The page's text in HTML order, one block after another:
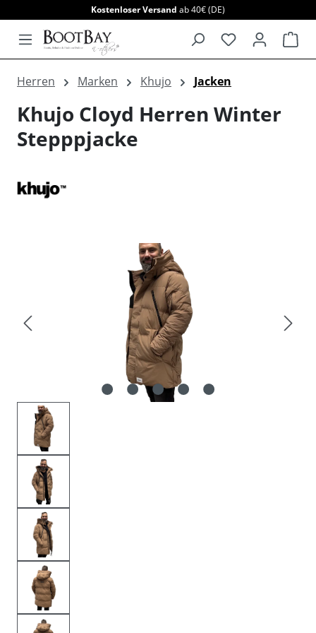
Kostenloser Versand ab 40€ (DE)
Herren Marken Khujo Jacken
Khujo Cloyd Herren Winter
Stepppjacke
Bildergalerie überspringen